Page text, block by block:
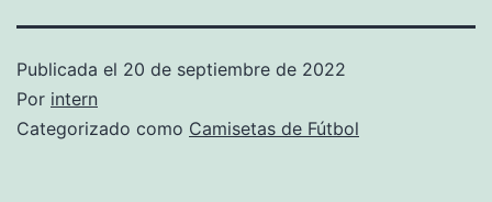
Publicada el 20 de septiembre de 2022
Por intern
Categorizado como Camisetas de Fútbol